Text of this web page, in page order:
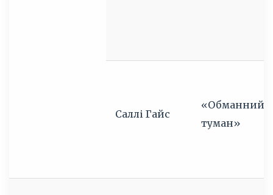
Саллі Гайс
«Обманний
туман»